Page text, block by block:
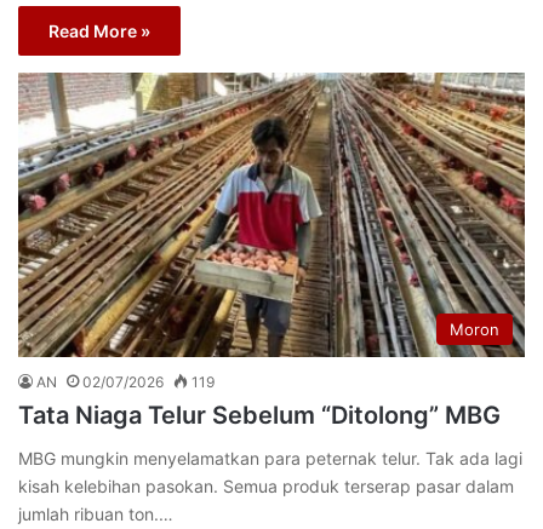
Read More »
Moron
AN 02/07/2026 119
Tata Niaga Telur Sebelum “Ditolong” MBG
MBG mungkin menyelamatkan para peternak telur. Tak ada lagi
kisah kelebihan pasokan. Semua produk terserap pasar dalam
jumlah ribuan ton.…